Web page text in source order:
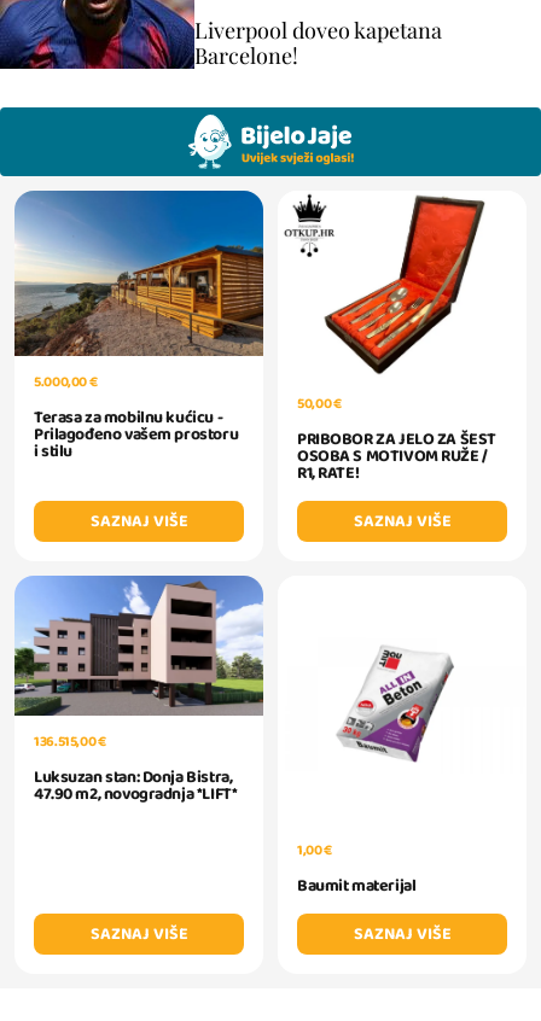
Liverpool doveo kapetana
Barcelone!
5.000,00 €
Terasa za mobilnu kućicu -
Prilagođeno vašem prostoru
i stilu
SAZNAJ VIŠE
50,00 €
PRIBOBOR ZA JELO ZA ŠEST
OSOBA S MOTIVOM RUŽE /
R1, RATE!
SAZNAJ VIŠE
136.515,00 €
Luksuzan stan: Donja Bistra,
47.90 m2, novogradnja *LIFT*
SAZNAJ VIŠE
1,00 €
Baumit materijal
SAZNAJ VIŠE